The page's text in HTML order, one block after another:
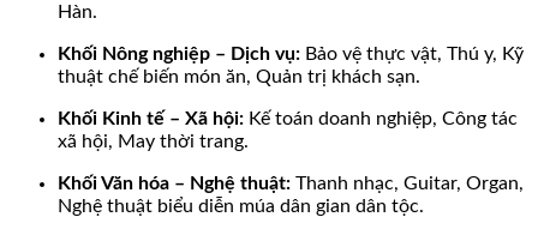
Hàn.
Khối Nông nghiệp – Dịch vụ: Bảo vệ thực vật, Thú y, Kỹ
thuật chế biến món ăn, Quản trị khách sạn.
Khối Kinh tế – Xã hội: Kế toán doanh nghiệp, Công tác
xã hội, May thời trang.
Khối Văn hóa – Nghệ thuật: Thanh nhạc, Guitar, Organ,
Nghệ thuật biểu diễn múa dân gian dân tộc.